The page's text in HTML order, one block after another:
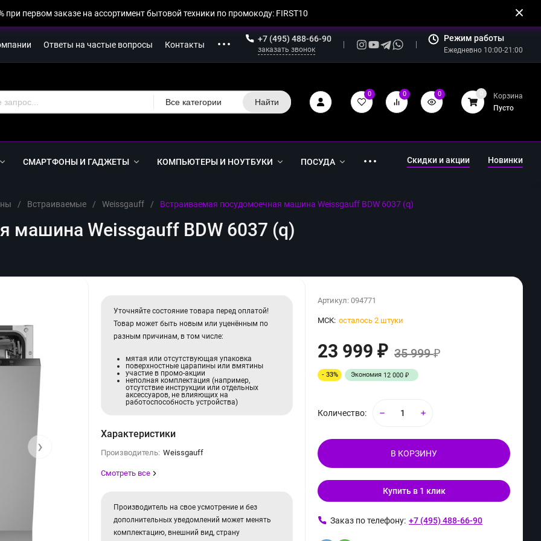
при первом заказе на ассортимент бытовой техники по промокоду: FIRST10
Ответы на частые вопросы Контакты
+7 (495) 488-66-90
заказать звонок
Режим работы
Ежедневно 10:00-21:00
Все категории Найти
0 0 0 0
Корзина
Пусто
СМАРТФОНЫ И ГАДЖЕТЫ КОМПЬЮТЕРЫ И НОУТБУКИ ПОСУДА Скидки и акции Новинки
/ Встраиваемые / Weissgauff / Встраиваемая посудомоечная машина Weissgauff BDW 6037 (q)
машина Weissgauff BDW 6037 (q)
›
Уточняйте состояние товара перед оплатой!
Товар может быть новым или уценённым по
разным причинам, в том числе:
мятая или отсутствующая упаковка
поверхностные царапины или вмятины
участие в промо-акции
неполная комплектация (например,
отсутствие инструкции или отдельных
аксессуаров, не влияющих на
работоспособность устройства)
Характеристики
Производитель: Weissgauff
Смотреть все
Производитель на свое усмотрение и без
дополнительных уведомлений может менять
комплектацию, внешний вид, страну
Артикул:094771
МСК: осталось 2 штуки
23 999₽ 35 999₽
- 33% Экономия 12 000₽
Количество:
В КОРЗИНУ
Купить в 1 клик
Заказ по телефону: +7 (495) 488-66-90